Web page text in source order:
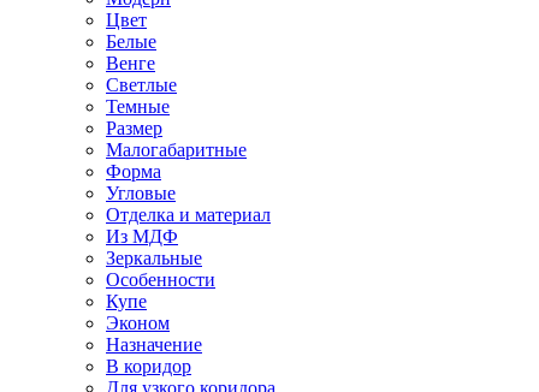
Цвет
Белые
Венге
Светлые
Темные
Размер
Малогабаритные
Форма
Угловые
Отделка и материал
Из МДФ
Зеркальные
Особенности
Купе
Эконом
Назначение
В коридор
Для узкого коридора